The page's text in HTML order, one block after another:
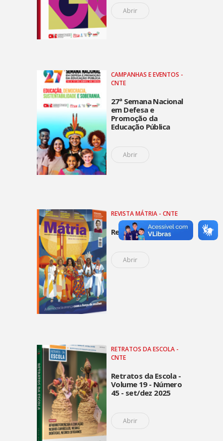
Abrir
CAMPANHAS E EVENTOS -
CNTE
27ª Semana Nacional
em Defesa e
Promoção da
Educação Pública
Abrir
REVISTA MÁTRIA - CNTE
Revista Mátria 2026
Abrir
RETRATOS DA ESCOLA -
CNTE
Retratos da Escola -
Volume 19 - Número
45 - set/dez 2025
Abrir